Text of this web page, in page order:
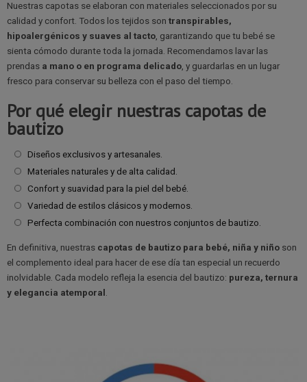
Nuestras capotas se elaboran con materiales seleccionados por su
calidad y confort. Todos los tejidos son transpirables,
hipoalergénicos y suaves al tacto , garantizando que tu bebé se
sienta cómodo durante toda la jornada. Recomendamos lavar las
prendas a mano o en programa delicado , y guardarlas en un lugar
fresco para conservar su belleza con el paso del tiempo.
Por qué elegir nuestras capotas de
bautizo
Diseños exclusivos y artesanales.
Materiales naturales y de alta calidad.
Confort y suavidad para la piel del bebé.
Variedad de estilos clásicos y modernos.
Perfecta combinación con nuestros conjuntos de bautizo.
En definitiva, nuestras capotas de bautizo para bebé, niña y niño son
el complemento ideal para hacer de ese día tan especial un recuerdo
inolvidable. Cada modelo refleja la esencia del bautizo: pureza, ternura
y elegancia atemporal